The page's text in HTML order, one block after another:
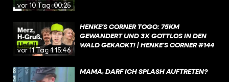
vor 10 Tagen00:25
vor 11 Tagen1:15:46
HENKE'S CORNER TOGO: 75KM
GEWANDERT UND 3X GOTTLOS IN DEN
WALD GEKACKT! | HENKE'S CORNER #144
MAMA, DARF ICH SPLASH AUFTRETEN?